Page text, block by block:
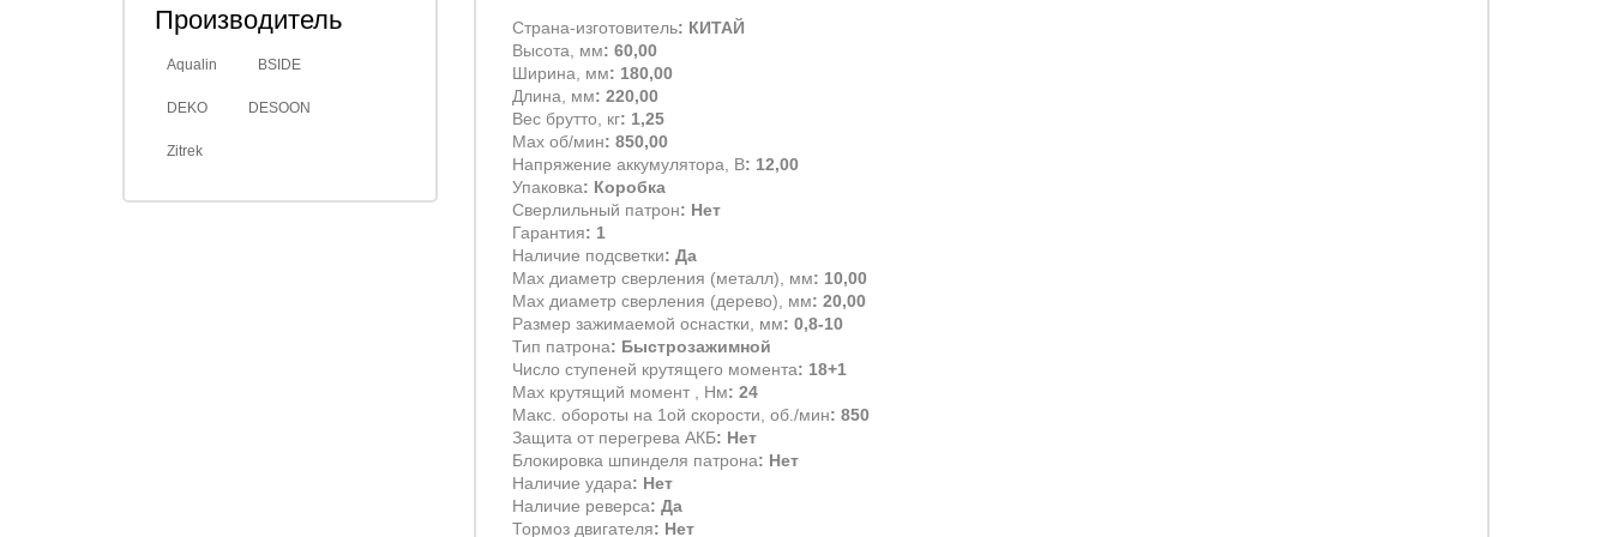
Производитель
Aqualin BSIDE
DEKO DESOON
Zitrek
Страна-изготовитель: КИТАЙ
Высота, мм: 60,00
Ширина, мм: 180,00
Длина, мм: 220,00
Вес брутто, кг: 1,25
Max об/мин: 850,00
Напряжение аккумулятора, В: 12,00
Упаковка: Коробка
Сверлильный патрон: Нет
Гарантия: 1
Наличие подсветки: Да
Max диаметр сверления (металл), мм: 10,00
Max диаметр сверления (дерево), мм: 20,00
Размер зажимаемой оснастки, мм: 0,8-10
Тип патрона: Быстрозажимной
Число ступеней крутящего момента: 18+1
Max крутящий момент , Нм: 24
Макс. обороты на 1ой скорости, об./мин: 850
Защита от перегрева АКБ: Нет
Блокировка шпинделя патрона: Нет
Наличие удара: Нет
Наличие реверса: Да
Тормоз двигателя: Нет